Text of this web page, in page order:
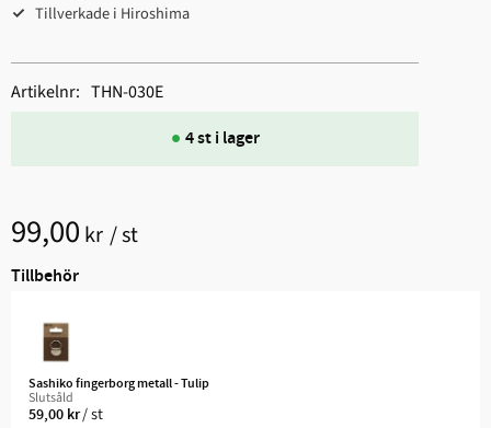
Tillverkade i Hiroshima
99,00 kr /st
Tillbehör
Sashiko fingerborg metall - Tulip
Slutsåld
59,00 kr/st
4 st i lager
Artikelnr THN-030E